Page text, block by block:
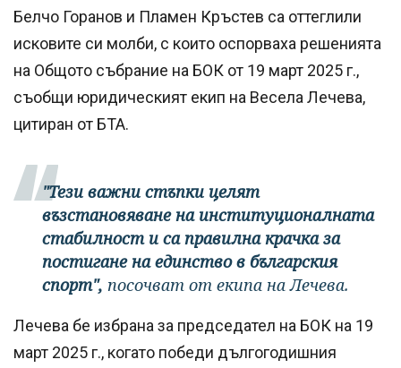
Белчо Горанов и Пламен Кръстев са оттеглили
исковите си молби, с които оспорваха решенията
на Общото събрание на БОК от 19 март 2025 г.,
съобщи юридическият екип на Весела Лечева,
цитиран от БТА.
"Тези важни стъпки целят
възстановяване на институционалната
стабилност и са правилна крачка за
постигане на единство в българския
спорт", посочват от екипа на Лечева.
Лечева бе избрана за председател на БОК на 19
март 2025 г., когато победи дългогодишния